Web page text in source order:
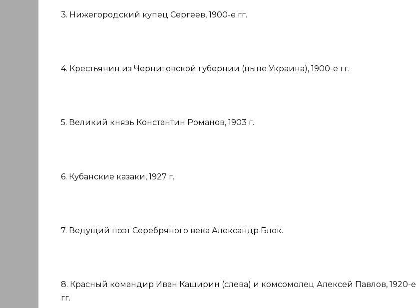
3. Нижегородский купец Сергеев, 1900-е гг.
4. Крестьянин из Черниговской губернии (ныне Украина), 1900-е гг.
5. Великий князь Константин Романов, 1903 г.
6. Кубанские казаки, 1927 г.
7. Ведущий поэт Серебряного века Александр Блок.
8. Красный командир Иван Каширин (слева) и комсомолец Алексей Павлов, 1920-е
гг.